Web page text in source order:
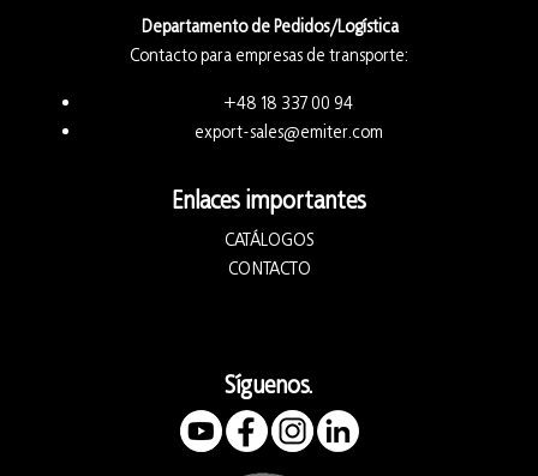
Departamento de Pedidos/Logística
Contacto para empresas de transporte:
+48 18 337 00 94
export-sales@emiter.com
Enlaces importantes
CATÁLOGOS
CONTACTO
Síguenos.